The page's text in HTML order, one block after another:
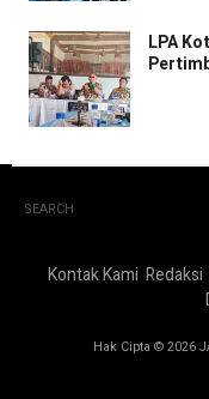
LPA
SEARCH
Kontak Kami Redaksi
Hak Cipta © 2026